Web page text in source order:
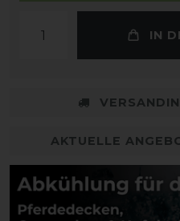
IN
AKTUELLE